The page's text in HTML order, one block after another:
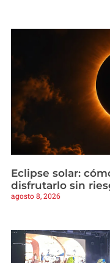
Eclipse solar:
disfrutarlo sin
agosto 8, 2026